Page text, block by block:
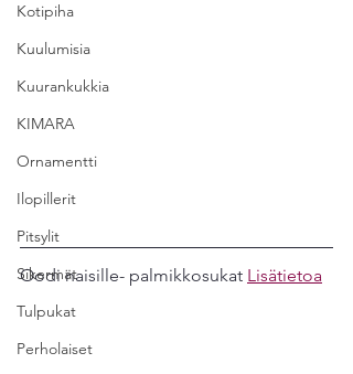
Kotipiha
Kuulumisia
Kuurankukkia
KIMARA
Ornamentti
Ilopillerit
Pitsylit
Sikermät
Tulpukat
Perholaiset
Oodi naisille- palmikkosukat Lisätietoa